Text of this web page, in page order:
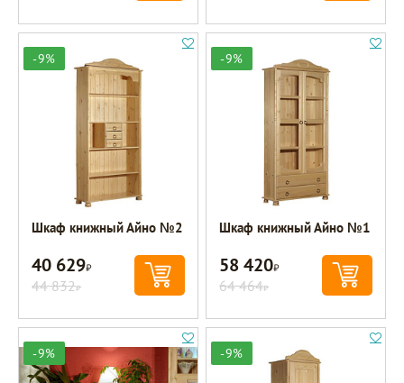
-9%
Шкаф книжный Айно №2
40 629Р
44 832Р
-9%
Шкаф книжный Айно №1
58 420Р
64 464Р
-9% -9%